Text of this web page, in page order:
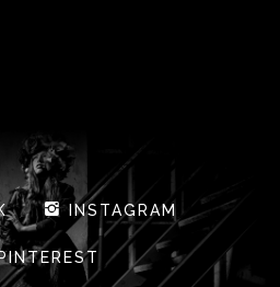
INSTAGRAM
PINTEREST